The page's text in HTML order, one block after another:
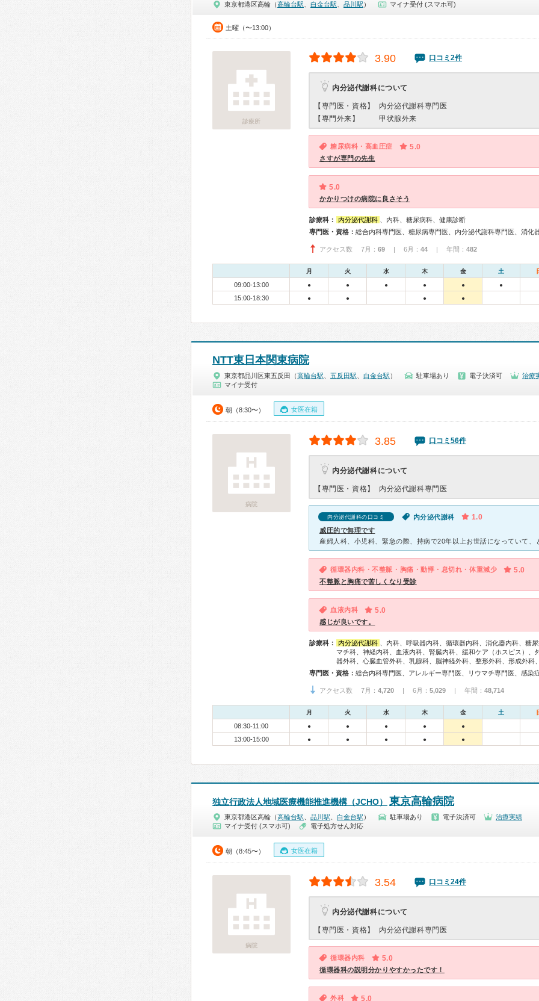
東京都港区高輪（高輪台駅 白金台駅 品川駅 ） マイナ受付 (スマホ可)
土曜（〜13:00）
診療所
3.90 口コミ2件
内分泌代謝科について
【専門医・資格】
内分泌代謝科専門医
【専門外来】
甲状腺外来
糖尿病科・高血圧症 5.0
さすが専門の先生
5.0
かかりつけの病院に良さそう
診療科： 内分泌代謝科
、内科、糖尿病科、健康診断
専門医・資格： 総合内科専門医、糖尿病専門医、内分泌代謝科専門医、消化
アクセス数 7月： 69 | 6月： 44 | 年間： 482
月 火 水 木 金 土
09:00-13:00 ● ● ● ● ● ●
15:00-18:30 ● ● ● ●
NTT東日本関東病院
東京都品川区東五反田（高輪台駅 五反田駅 白金台駅 ） 駐車場あり 電子決済可
治療
マイナ受付
朝（8:30〜） 女医在籍
病院
3.85 口コミ56件
内分泌代謝科について
【専門医・資格】 内分泌代謝科専門医
内分泌代謝科の口コミ 内分泌代謝科 1.0
威圧的で無理です
循環器内科・不整脈・胸痛・動悸・息切れ・体重減少 5.0
不整脈と胸痛で苦しくなり受診
血液内科 5.0
感じが良いです。
診療科： 内分泌代謝科
、内科、呼吸器内科、循環器内科、消化器内科、糖
マチ科、神経内科、血液内科、腎臓内科、緩和ケア（ホスピス）、
器外科、心臓血管外科、乳腺科、脳神経外科、整形外科、形成外科
専門医・資格：
アクセス数 7月： 4,720 | 6月： 5,029 | 年間： 48,714
月 火 水 木 金 土
08:30-11:00 ● ● ● ● ●
13:00-15:00 ● ● ● ● ●
独立行政法人地域医療機能推進機構（JCHO） 東京高輪病院
東京都港区高輪（高輪台駅 品川駅 白金台駅 ） 駐車場あり 電子決済可
治療実績
マイナ受付 (スマホ可)
電子処方せん対応
朝（8:45〜） 女医在籍
病院
3.54 口コミ24件
内分泌代謝科について
【専門医・資格】 内分泌代謝科専門医
循環器内科 5.0
循環器科の説明分かりやすかったです！
外科 5.0